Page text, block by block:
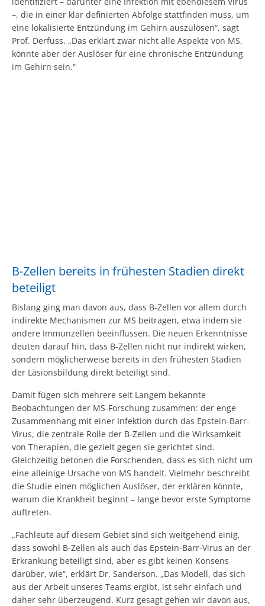
–, die in einer klar definierten Abfolge stattfinden muss, um
eine lokalisierte Entzündung im Gehirn auszulösen“, sagt
Prof. Derfuss. „Das erklärt zwar nicht alle Aspekte von MS,
könnte aber der Auslöser für eine chronische Entzündung
im Gehirn sein.“
B-Zellen bereits in frühesten Stadien direkt
beteiligt
Bislang ging man davon aus, dass B-Zellen vor allem durch
indirekte Mechanismen zur MS beitragen, etwa indem sie
andere Immunzellen beeinflussen. Die neuen Erkenntnisse
deuten darauf hin, dass B-Zellen nicht nur indirekt wirken,
sondern möglicherweise bereits in den frühesten Stadien
der Läsionsbildung direkt beteiligt sind.
Damit fügen sich mehrere seit Langem bekannte
Beobachtungen der MS-Forschung zusammen: der enge
Zusammenhang mit einer Infektion durch das Epstein-Barr-
Virus, die zentrale Rolle der B-Zellen und die Wirksamkeit
von Therapien, die gezielt gegen sie gerichtet sind.
Gleichzeitig betonen die Forschenden, dass es sich nicht um
eine alleinige Ursache von MS handelt. Vielmehr beschreibt
die Studie einen möglichen Auslöser, der erklären könnte,
warum die Krankheit beginnt – lange bevor erste Symptome
auftreten.
„Fachleute auf diesem Gebiet sind sich weitgehend einig,
dass sowohl B-Zellen als auch das Epstein-Barr-Virus an der
Erkrankung beteiligt sind, aber es gibt keinen Konsens
darüber, wie“, erklärt Dr. Sanderson. „Das Modell, das sich
aus der Arbeit unseres Teams ergibt, ist sehr einfach und
daher sehr überzeugend. Kurz gesagt gehen wir davon aus,